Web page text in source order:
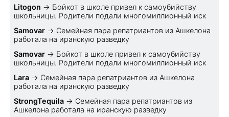
Litogon → Бойкот в школе привел к самоубийству
школьницы. Родители подали многомиллионный иск
Samovar → Семейная пара репатриантов из Ашкелона
работала на иранскую разведку
Samovar → Бойкот в школе привел к самоубийству
школьницы. Родители подали многомиллионный иск
Lara → Семейная пара репатриантов из Ашкелона
работала на иранскую разведку
StrongTequila → Семейная пара репатриантов из
Ашкелона работала на иранскую разведку